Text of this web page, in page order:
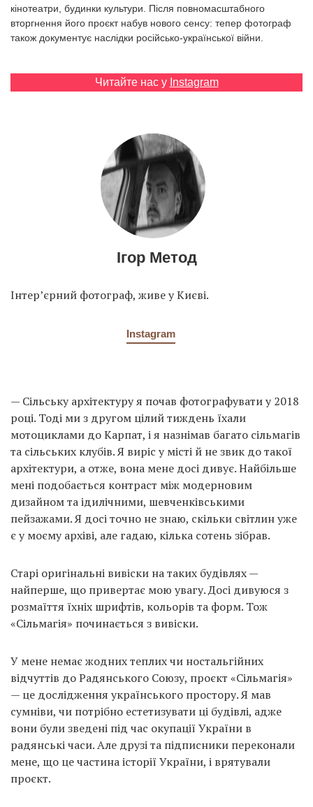
EN
RU
кінотеатри, будинки культури. Після повномасштабного
вторгнення його проєкт набув нового сенсу: тепер фотограф
також документує наслідки російсько-української війни.
Читайте нас у Instagram
Ігор Метод
Інтер’єрний фотограф, живе у Києві.
Instagram
— Сільську архітектуру я почав фотографувати у 2018
році. Тоді ми з другом цілий тиждень їхали
мотоциклами до Карпат, і я назнімав багато сільмагів
та сільських клубів. Я виріс у місті й не звик до такої
архітектури, а отже, вона мене досі дивує. Найбільше
мені подобається контраст між модерновим
дизайном та ідилічними, шевченківськими
пейзажами. Я досі точно не знаю, скільки світлин уже
є у моєму архіві, але гадаю, кілька сотень зібрав.
Старі оригінальні вивіски на таких будівлях —
найперше, що привертає мою увагу. Досі дивуюся з
розмаїття їхніх шрифтів, кольорів та форм. Тож
«Сільмагія» починається з вивіски.
У мене немає жодних теплих чи ностальгійних
відчуттів до Радянського Союзу, проєкт «Сільмагія»
— це дослідження українського простору. Я мав
сумніви, чи потрібно естетизувати ці будівлі, адже
вони були зведені під час окупації України в
радянські часи. Але друзі та підписники переконали
мене, що це частина історії України, і врятували
проєкт.